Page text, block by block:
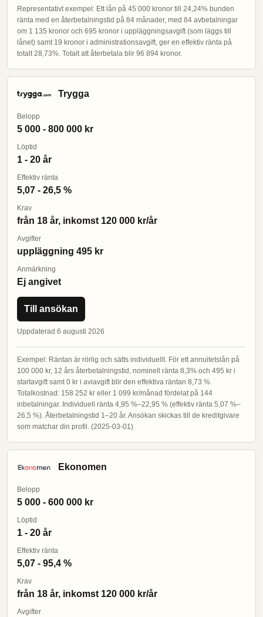
Representativt exempel: Ett lån på 45 000 kronor till 24,24% bunden
ränta med en återbetalningstid på 84 månader, med 84 avbetalningar
om 1 135 kronor och 695 kronor i uppläggningsavgift (som läggs till
lånet) samt 19 kronor i administrationsavgift, ger en effektiv ränta på
totalt 28,73%. Totalt att återbetala blir 96 894 kronor.
Trygga
Belopp
5 000 - 800 000 kr
Löptid
1 - 20 år
Effektiv ränta
5,07 - 26,5 %
Krav
från 18 år, inkomst 120 000 kr/år
Avgifter
uppläggning 495 kr
Anmärkning
Ej angivet
Till ansökan
Uppdaterad 6 augusti 2026
Exempel: Räntan är rörlig och sätts individuellt. För ett annuitetslån på
100 000 kr, 12 års återbetalningstid, nominell ränta 8,3% och 495 kr i
startavgift samt 0 kr i aviavgift blir den effektiva räntan 8,73 %.
Totalkostnad: 158 252 kr eller 1 099 kr/månad fördelat på 144
inbetalningar. Individuell ränta 4,95 %–22,95 % (effektiv ränta 5,07 %–
26,5 %). Återbetalningstid 1–20 år. Ansökan skickas till de kreditgivare
som matchar din profil. (2025-03-01)
Ekonomen
Belopp
5 000 - 600 000 kr
Löptid
1 - 20 år
Effektiv ränta
5,07 - 95,4 %
Krav
från 18 år, inkomst 120 000 kr/år
Avgifter